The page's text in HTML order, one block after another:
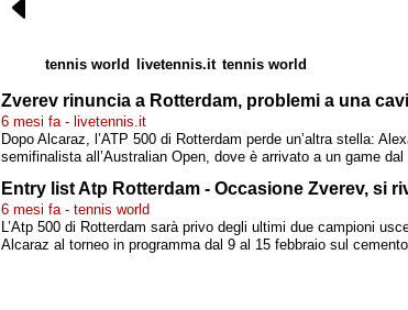
tennis world livetennis.it tennis world
Zverev rinuncia a Rotterdam, problemi a una
6 mesi fa - livetennis.it
Dopo Alcaraz, l’ATP 500 di Rotterdam perde un’altra stella:
semifinalista all’Australian Open, dove è arrivato a un game
Entry list Atp Rotterdam - Occasione Zverev, si
6 mesi fa - tennis world
L’Atp 500 di Rotterdam sarà privo degli ultimi due campioni
Alcaraz al torneo in programma dal 9 al 15 febbraio sul